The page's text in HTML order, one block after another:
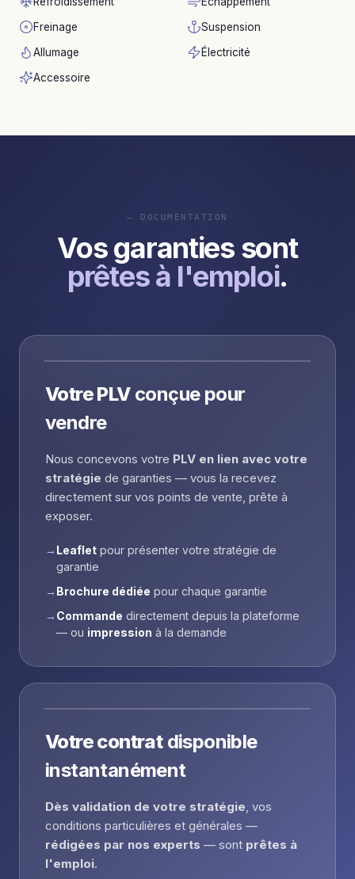
Freinage
Suspension
Allumage
Électricité
Accessoire
— DOCUMENTATION
Vos garanties sont
prêtes à l'emploi.
Votre PLVconçue pour
vendre
Nous concevons votre PLV en lien avec votre
stratégie de garanties — vous la recevez
directement sur vos points de vente, prête à
exposer.
→ Leaflet pour présenter votre stratégie de
garantie
→ Brochure dédiée pour chaque garantie
→ Commande directement depuis la plateforme
— ou impression à la demande
Votre contratdisponible
instantanément
Dès validation de votre stratégie, vos
conditions particulières et générales —
rédigées par nos experts — sont prêtes à
l'emploi.